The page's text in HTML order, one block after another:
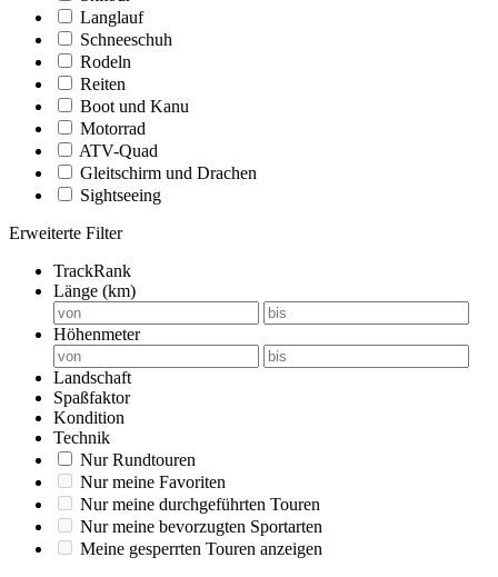
Langlauf
Schneeschuh
Rodeln
Reiten
Boot und Kanu
Motorrad
ATV-Quad
Gleitschirm und Drachen
Sightseeing
Erweiterte Filter
TrackRank
Länge (km)
Höhenmeter
Landschaft
Spaßfaktor
Kondition
Technik
Nur Rundtouren
Nur meine Favoriten
Nur meine durchgeführten Touren
Nur meine bevorzugten Sportarten
Meine gesperrten Touren anzeigen